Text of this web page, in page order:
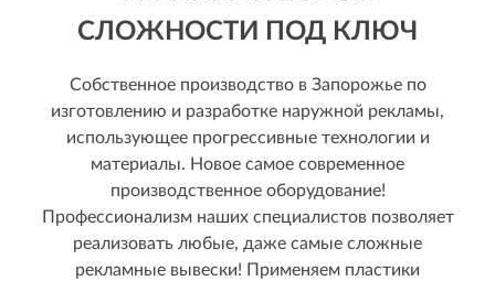
СЛОЖНОСТИ ПОД КЛЮЧ
Собственное производство в Запорожье по
изготовлению и разработке наружной рекламы,
использующее прогрессивные технологии и
материалы. Новое самое современное
производственное оборудование!
Профессионализм наших специалистов позволяет
реализовать любые, даже самые сложные
рекламные вывески! Применяем пластики